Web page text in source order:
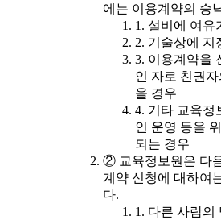
에는 이용계약의 승
1. 설비에 여유
2. 기술상에 지
3. 이용계약을
인 자로 친권
을 경우
4. 기타 교육정
인 운영 등을
되는 경우
② 교육정보원은 다
계약 신청에 대하여
다.
1. 다른 사람의